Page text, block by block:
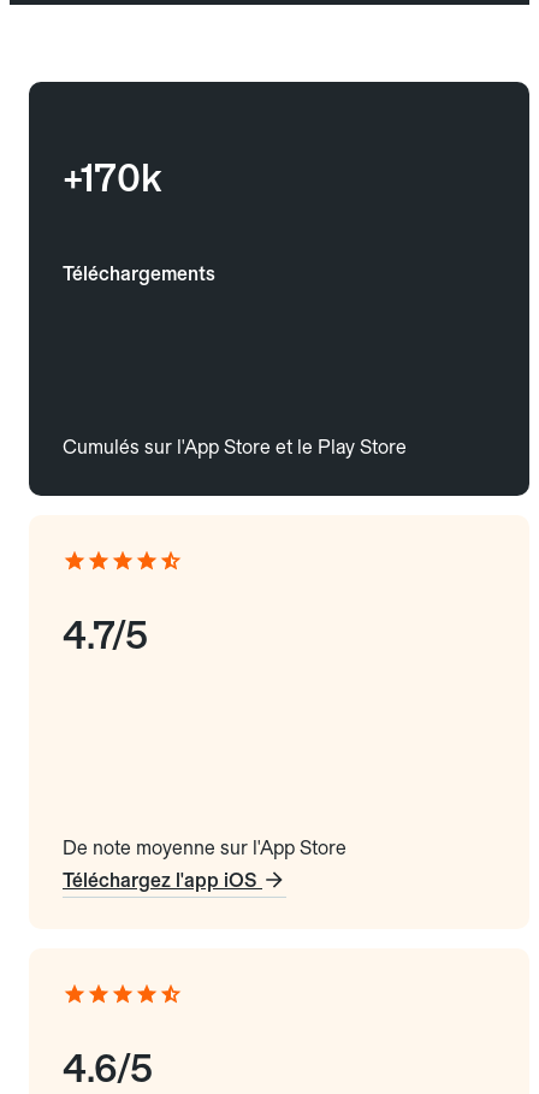
+170k
Téléchargements
Cumulés sur l'App Store et le Play Store
4.7/5
De note moyenne sur l'App Store
Téléchargez l'app iOS
4.6/5